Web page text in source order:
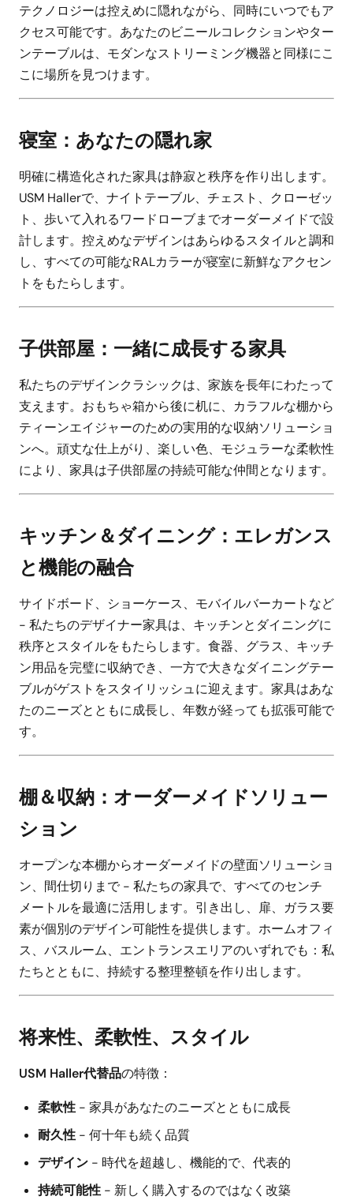
テクノロジーは控えめに隠れながら、同時にいつでもア
クセス可能です。あなたのビニールコレクションやター
ンテーブルは、モダンなストリーミング機器と同様にこ
こに場所を見つけます。
寝室：あなたの隠れ家
明確に構造化された家具は静寂と秩序を作り出します。
USM Hallerで、ナイトテーブル、チェスト、クローゼッ
ト、歩いて入れるワードローブまでオーダーメイドで設
計します。控えめなデザインはあらゆるスタイルと調和
し、すべての可能なRALカラーが寝室に新鮮なアクセン
トをもたらします。
子供部屋：一緒に成長する家具
私たちのデザインクラシックは、家族を長年にわたって
支えます。おもちゃ箱から後に机に、カラフルな棚から
ティーンエイジャーのための実用的な収納ソリューショ
ンへ。頑丈な仕上がり、楽しい色、モジュラーな柔軟性
により、家具は子供部屋の持続可能な仲間となります。
キッチン＆ダイニング：エレガンス
と機能の融合
サイドボード、ショーケース、モバイルバーカートなど
- 私たちのデザイナー家具は、キッチンとダイニングに
秩序とスタイルをもたらします。食器、グラス、キッチ
ン用品を完璧に収納でき、一方で大きなダイニングテー
ブルがゲストをスタイリッシュに迎えます。家具はあな
たのニーズとともに成長し、年数が経っても拡張可能で
す。
棚＆収納：オーダーメイドソリュー
ション
オープンな本棚からオーダーメイドの壁面ソリューショ
ン、間仕切りまで - 私たちの家具で、すべてのセンチ
メートルを最適に活用します。引き出し、扉、ガラス要
素が個別のデザイン可能性を提供します。ホームオフィ
ス、バスルーム、エントランスエリアのいずれでも：私
たちとともに、持続する整理整頓を作り出します。
将来性、柔軟性、スタイル
USM Haller代替品の特徴：
柔軟性 - 家具があなたのニーズとともに成長
耐久性 - 何十年も続く品質
デザイン - 時代を超越し、機能的で、代表的
持続可能性 - 新しく購入するのではなく改築